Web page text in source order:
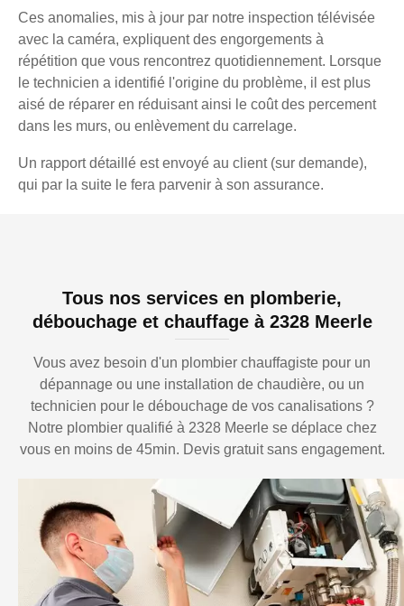
Ces anomalies, mis à jour par notre inspection télévisée
avec la caméra, expliquent des engorgements à
répétition que vous rencontrez quotidiennement. Lorsque
le technicien a identifié l'origine du problème, il est plus
aisé de réparer en réduisant ainsi le coût des percement
dans les murs, ou enlèvement du carrelage.
Un rapport détaillé est envoyé au client (sur demande),
qui par la suite le fera parvenir à son assurance.
Tous nos services en plomberie,
débouchage et chauffage à 2328 Meerle
Vous avez besoin d'un plombier chauffagiste pour un
dépannage ou une installation de chaudière, ou un
technicien pour le débouchage de vos canalisations ?
Notre plombier qualifié à 2328 Meerle se déplace chez
vous en moins de 45min. Devis gratuit sans engagement.